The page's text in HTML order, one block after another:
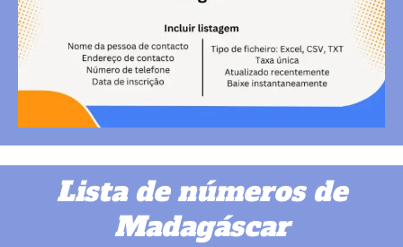
Lista de números de
Madagáscar